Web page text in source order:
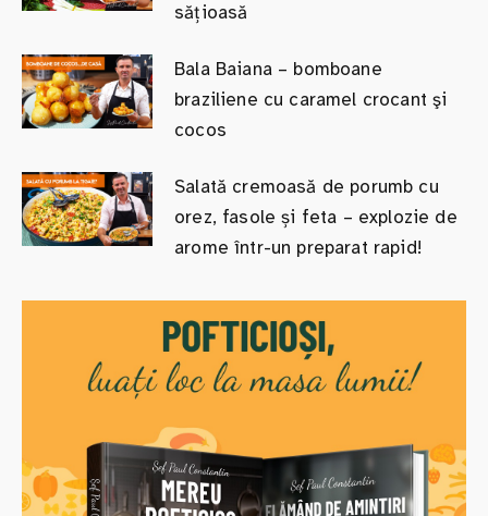
sățioasă
Bala Baiana – bomboane
braziliene cu caramel crocant şi
cocos
Salată cremoasă de porumb cu
orez, fasole și feta – explozie de
arome într-un preparat rapid!